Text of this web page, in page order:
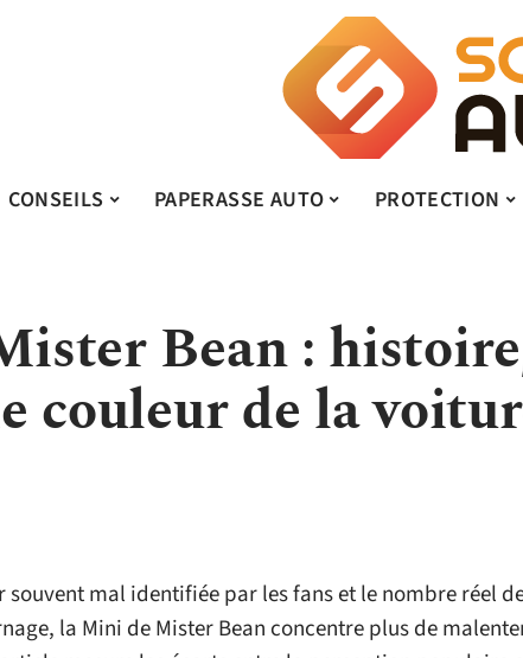
CONSEILS PAPERASSE AUTO PROTECTION
Bean :
couleur de la
souvent mal identifiée par les fans et le nombre réel
la Mini de Mister Bean concentre plus de